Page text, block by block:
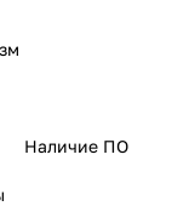
Наличие ПО